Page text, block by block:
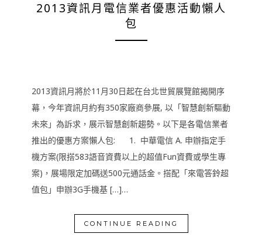
2013資訊月電信業者優惠活動懶人
包
2013資訊月將於11月30日起在台北世貿展覽館揭開序
幕，今年資訊月約有350家廠商參展, 以「智慧創新驅動
未來」為訴求，展示智慧創新趨勢。以下是各電信業者
推出的優惠方案懶人包: 1. 中華電信 A. 申辦指定手
機方案(限搭583語音資費以上的超值Fun資費或學生專
案)，展場限定加碼送500元通話金。搭配「來電答鈴超
值包」申辦3G手機基 […]…
CONTINUE READING